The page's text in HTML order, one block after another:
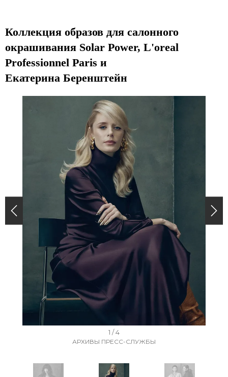
Коллекция образов для салонного
окрашивания Solar Power, L'oreal
Professionnel Paris и
Екатерина Беренштейн
1 / 4
АРХИВЫ ПРЕСС-СЛУЖБЫ